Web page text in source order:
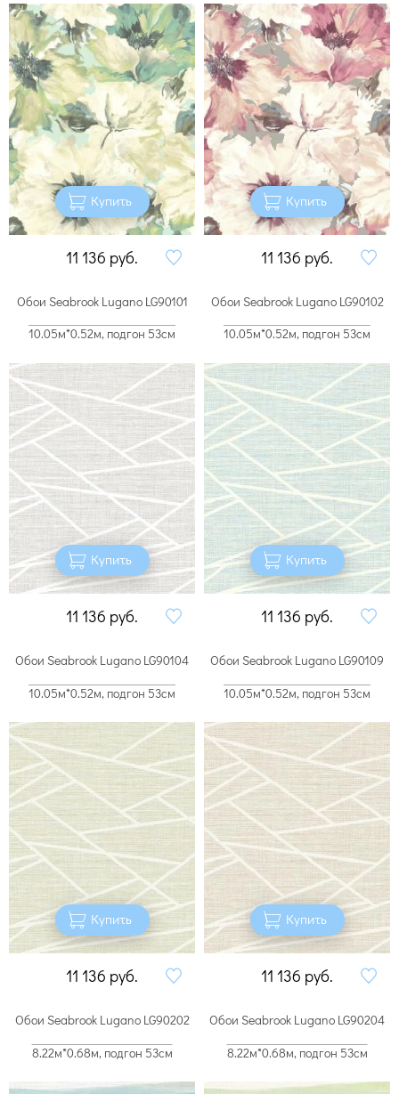
Купить
11 136 руб.
Купить
11 136 руб.
Обои Seabrook Lugano LG90101
10.05м*0.52м, подгон 53см
Купить
11 136 руб.
Обои Seabrook Lugano LG90102
10.05м*0.52м, подгон 53см
Купить
11 136 руб.
Обои Seabrook Lugano LG90104
10.05м*0.52м, подгон 53см
Купить
11 136 руб.
Обои Seabrook Lugano LG90109
10.05м*0.52м, подгон 53см
Купить
11 136 руб.
Обои Seabrook Lugano LG90202
8.22м*0.68м, подгон 53см
Обои Seabrook Lugano LG90204
8.22м*0.68м, подгон 53см